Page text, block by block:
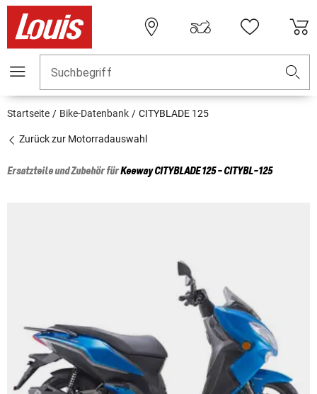
Suchbegriff
Startseite Bike-Datenbank CITYBLADE 125
Zurück zur Motorradauswahl
Ersatzteile und Zubehör fürKeewayCITYBLADE 125 - CITYBL-125